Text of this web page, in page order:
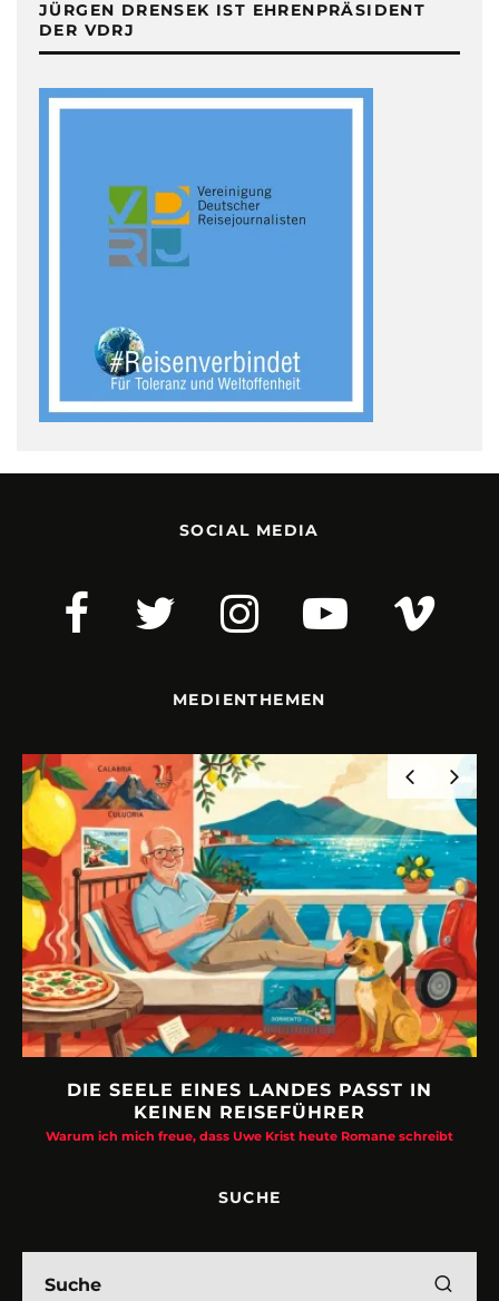
JÜRGEN DRENSEK IST EHRENPRÄSIDENT
DER VDRJ
SOCIAL MEDIA
MEDIENTHEMEN
DIE SEELE EINES LANDES PASST IN
KEINEN REISEFÜHRER
Warum ich mich freue, dass Uwe Krist heute Romane schreibt
SUCHE